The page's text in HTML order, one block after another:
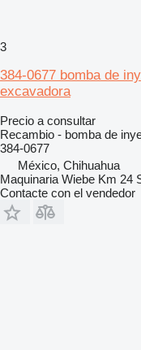
3
384-0677 bomba de
excavadora
Precio a consultar
Recambio - bomba de
384-0677
México, Chihuahua
Maquinaria Wiebe Km 24
Contacte con el vendedor